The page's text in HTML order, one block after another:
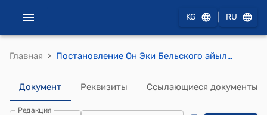
KG RU
Главная › Постановление Он Эки Бельского айылного кенеша от 17 апреля 2012 года №17-3 "Об использовании большой суммы основных средств и построенных новых или отремонтированных соц. объектов правительственными и неправительственными организациями с 2005 года на территории Он Эки Бельского айылного округа"
Документ Реквизиты Ссылающиеся документы
Редакция